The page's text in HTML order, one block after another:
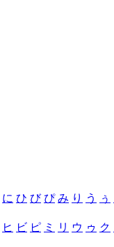
に ひ び ぴ み り う ぅ
ヒ ビ ピ ミ リ ウ ゥ ク